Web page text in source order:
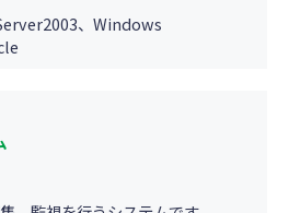
、Windows